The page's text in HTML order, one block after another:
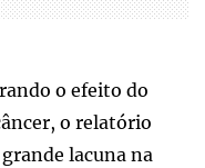
o efeito do
o relatório
lacuna na